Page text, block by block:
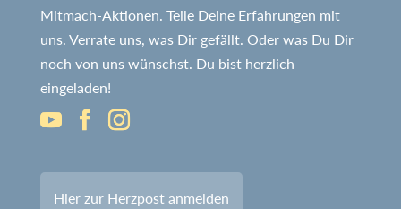
Mitmach-Aktionen. Teile Deine Erfahrungen mit
uns. Verrate uns, was Dir gefällt. Oder was Du Dir
noch von uns wünschst. Du bist herzlich
eingeladen!
Hier zur Herzpost anmelden